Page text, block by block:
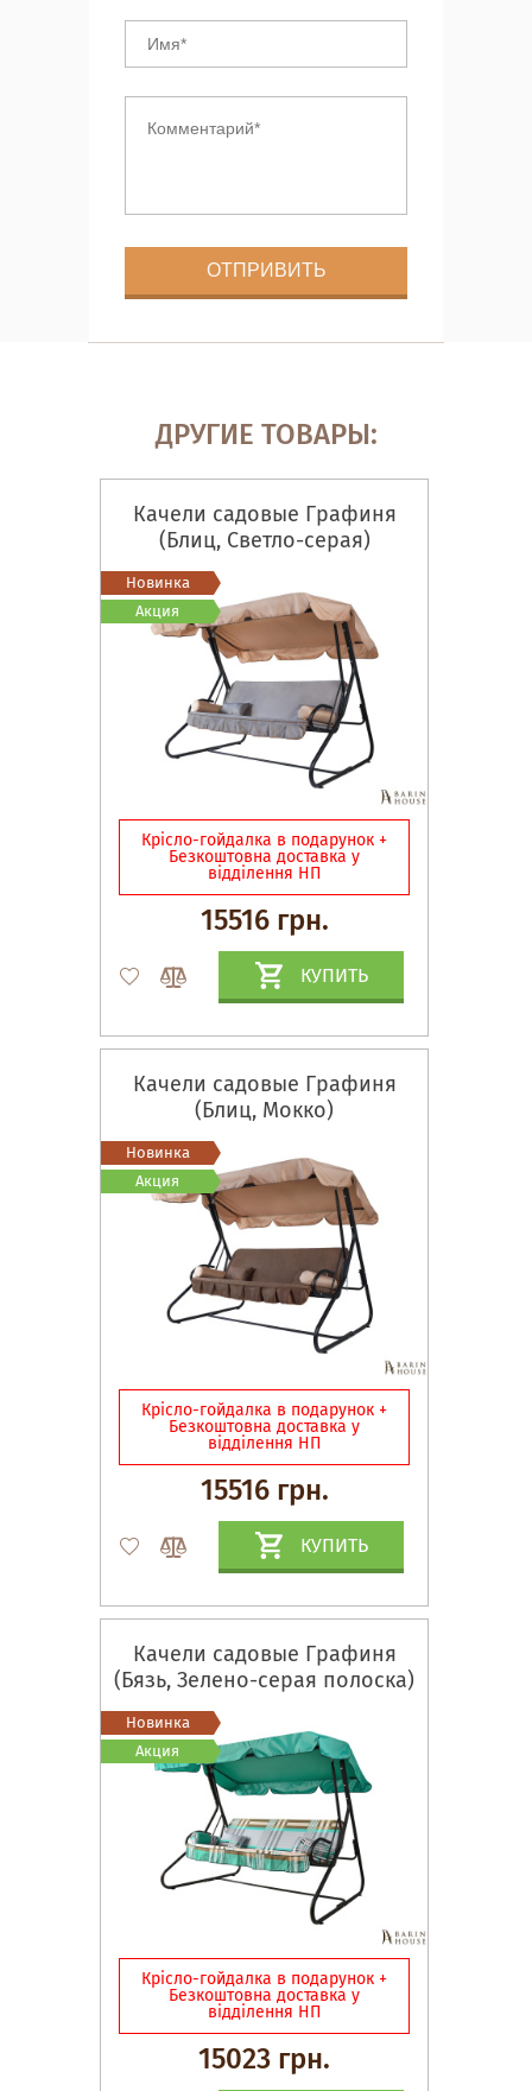
ДРУГИЕ ТОВАРЫ:
Качели садовые Графиня
(Блиц, Светло-серая)
Крісло-гойдалка в подарунок +
Безкоштовна доставка у
відділення НП
15516 грн.
КУПИТЬ
Новинка
Акция
Качели садовые Графиня
(Блиц, Мокко)
Крісло-гойдалка в подарунок +
Безкоштовна доставка у
відділення НП
15516 грн.
КУПИТЬ
Новинка
Акция
Качели садовые Графиня
(Бязь, Зелено-серая полоска)
Крісло-гойдалка в подарунок +
Безкоштовна доставка у
відділення НП
15023 грн.
Новинка
Акция